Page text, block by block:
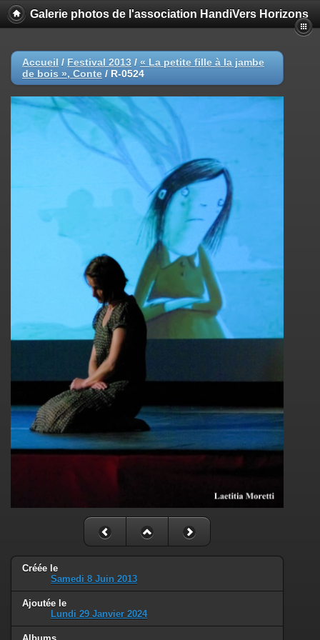
Galerie photos de l'association HandiVers Horizons
Accueil / Festival 2013 / « La petite fille à la jambe
de bois », Conte / R-0524
Créée le
Samedi 8 Juin 2013
Ajoutée le
Lundi 29 Janvier 2024